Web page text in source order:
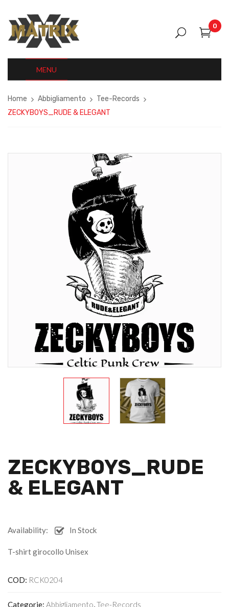
0
MENU
Home Abbigliamento
Tee-Records
ZECKYBOYS_RUDE & ELEGANT
ZECKYBOYS_RUDE
& ELEGANT
Availability: In Stock
T-shirt girocollo Unisex
COD: RCK0204
Categorie: Abbigliamento,Tee-Records